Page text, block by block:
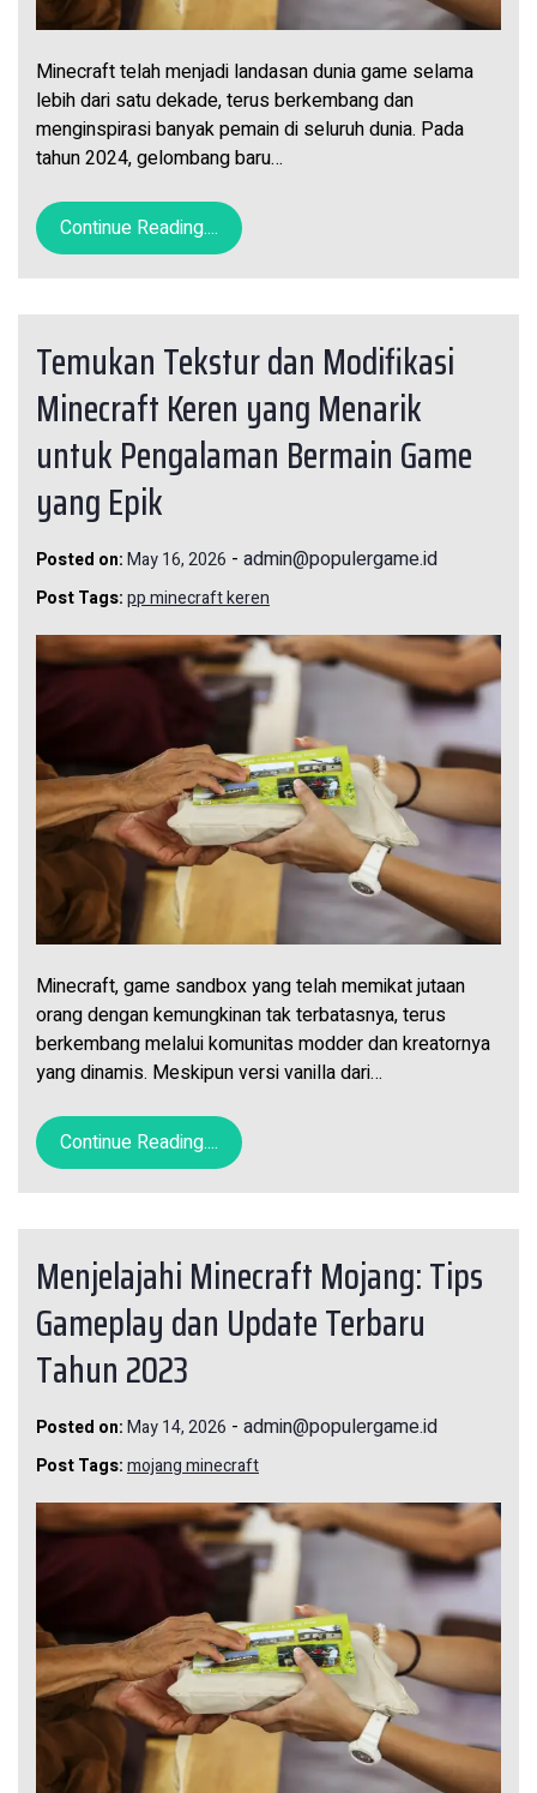
Minecraft telah menjadi landasan dunia game selama
lebih dari satu dekade, terus berkembang dan
menginspirasi banyak pemain di seluruh dunia. Pada
tahun 2024, gelombang baru…
Continue Reading....
Temukan Tekstur dan Modifikasi
Minecraft Keren yang Menarik
untuk Pengalaman Bermain Game
yang Epik
Posted on:May 16, 2026 - admin@populergame.id
Post Tags:pp minecraft keren
Minecraft, game sandbox yang telah memikat jutaan
orang dengan kemungkinan tak terbatasnya, terus
berkembang melalui komunitas modder dan kreatornya
yang dinamis. Meskipun versi vanilla dari…
Continue Reading....
Menjelajahi Minecraft Mojang: Tips
Gameplay dan Update Terbaru
Tahun 2023
Posted on:May 14, 2026 - admin@populergame.id
Post Tags:mojang minecraft